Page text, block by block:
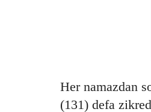
Her namazdan
(131) defa